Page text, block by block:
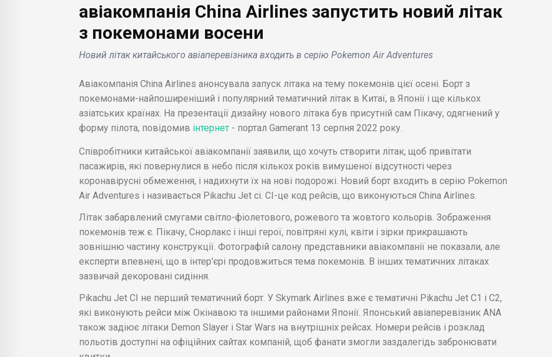
авіакомпанія China Airlines запустить новий літак
з покемонами восени
Новий літак китайського авіаперевізника входить в серію Pokemon Air Adventures
Авіакомпанія China Airlines анонсувала запуск літака на тему покемонів цієї осені. Борт з
покемонами-найпоширеніший і популярний тематичний літак в Китаї, в Японії і ще кількох
азіатських країнах. На презентації дизайну нового літака був присутній сам Пікачу, одягнений у
форму пілота, повідомив інтернет - портал Gamerant 13 серпня 2022 року.
Співробітники китайської авіакомпанії заявили, що хочуть створити літак, щоб привітати
пасажирів, які повернулися в небо після кількох років вимушеної відсутності через
коронавірусні обмеження, і надихнути їх на нові подорожі. Новий борт входить в серію Pokemon
Air Adventures і називається Pikachu Jet ci. CI-це код рейсів, що виконуються China Airlines.
Літак забарвлений смугами світло-фіолетового, рожевого та жовтого кольорів. Зображення
покемонів теж є. Пікачу, Снорлакс і інші герої, повітряні кулі, квіти і зірки прикрашають
зовнішню частину конструкції. Фотографій салону представники авіакомпанії не показали, але
експерти впевнені, що в інтер'єрі продовжиться тема покемонів. В інших тематичних літаках
зазвичай декоровані сидіння.
Pikachu Jet CI не перший тематичний борт. У Skymark Airlines вже є тематичні Pikachu Jet C1 і C2,
які виконують рейси між Окінавою та іншими районами Японії. Японський авіаперевізник ANA
також задіює літаки Demon Slayer і Star Wars на внутрішніх рейсах. Номери рейсів і розклад
польотів доступні на офіційних сайтах компаній, щоб фанати змогли заздалегідь забронювати
БІЗНЕС НОВИНИ
Baidu, Китайський
пошуковий гігант,
тестує службу чат-
інтелектом, аналогічну
ChatGPT .
Honda Hybrids
відкликає 200 тис
через несправну роботу
педалей.
російську нафту за
незважаючи на умови
великої сімки .